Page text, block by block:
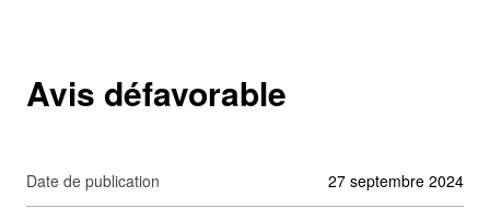
Avis défavorable
Date de publication 27 septembre 2024